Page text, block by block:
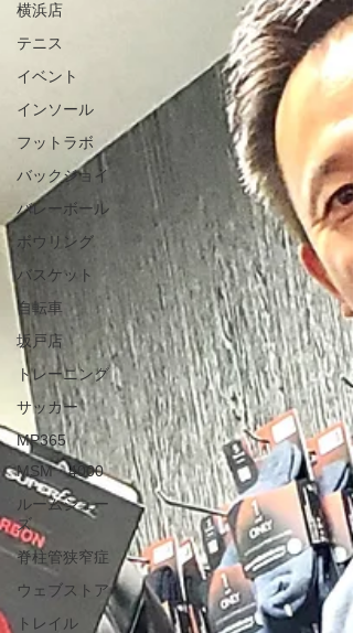
横浜店
テニス
イベント
インソール
フットラボ
バックジョイ
バレーボール
ボウリング
バスケット
自転車
坂戸店
トレーニング
サッカー
MP365
MSM・4000
ルームシュー
ズ
脊柱管狭窄症
ウェブストア
トレイル